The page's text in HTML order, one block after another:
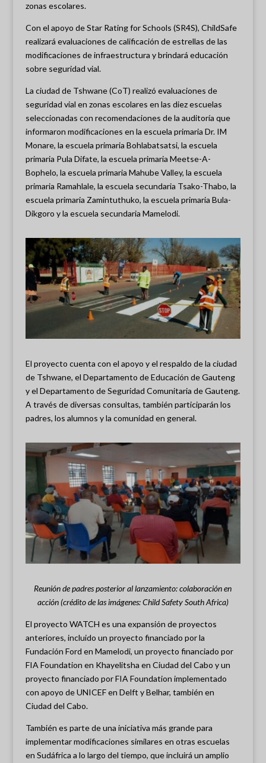
zonas escolares.
Con el apoyo de Star Rating for Schools (SR4S), ChildSafe
realizará evaluaciones de calificación de estrellas de las
modificaciones de infraestructura y brindará educación
sobre seguridad vial.
La ciudad de Tshwane (CoT) realizó evaluaciones de
seguridad vial en zonas escolares en las diez escuelas
seleccionadas con recomendaciones de la auditoría que
informaron modificaciones en la escuela primaria Dr. IM
Monare, la escuela primaria Bohlabatsatsi, la escuela
primaria Pula Difate, la escuela primaria Meetse-A-
Bophelo, la escuela primaria Mahube Valley, la escuela
primaria Ramahlale, la escuela secundaria Tsako-Thabo, la
escuela primaria Zamintuthuko, la escuela primaria Bula-
Dikgoro y la escuela secundaria Mamelodi.
El proyecto cuenta con el apoyo y el respaldo de la ciudad
de Tshwane, el Departamento de Educación de Gauteng
y el Departamento de Seguridad Comunitaria de Gauteng.
A través de diversas consultas, también participarán los
padres, los alumnos y la comunidad en general.
Reunión de padres posterior al lanzamiento: colaboración en
acción (crédito de las imágenes: Child Safety South Africa)
El proyecto WATCH es una expansión de proyectos
anteriores, incluido un proyecto financiado por la
Fundación Ford en Mamelodi, un proyecto financiado por
FIA Foundation en Khayelitsha en Ciudad del Cabo y un
proyecto financiado por FIA Foundation implementado
con apoyo de UNICEF en Delft y Belhar, también en
Ciudad del Cabo.
También es parte de una iniciativa más grande para
implementar modificaciones similares en otras escuelas
en Sudáfrica a lo largo del tiempo, que incluirá un amplio